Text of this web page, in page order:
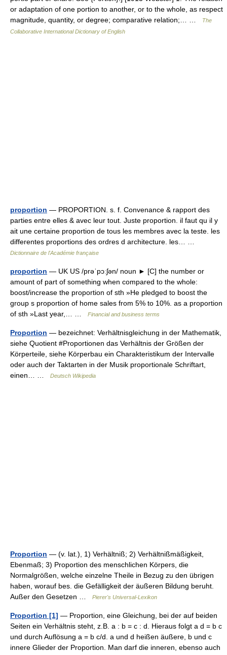
or adaptation of one portion to another, or to the whole, as respect
magnitude, quantity, or degree; comparative relation;… …
The
Collaborative International Dictionary of English
proportion — PROPORTION. s. f. Convenance & rapport des
parties entre elles & avec leur tout. Juste proportion. il faut qu il y
ait une certaine proportion de tous les membres avec la teste. les
differentes proportions des ordres d architecture. les… …
Dictionnaire de l'Académie française
proportion — UK US /prəˈpɔːʃən/ noun ► [C] the number or
amount of part of something when compared to the whole:
boost/increase the proportion of sth »He pledged to boost the
group s proportion of home sales from 5% to 10%. as a proportion
of sth »Last year,… …
Financial and business terms
Proportion — bezeichnet: Verhältnisgleichung in der Mathematik,
siehe Quotient #Proportionen das Verhältnis der Größen der
Körperteile, siehe Körperbau ein Charakteristikum der Intervalle
oder auch der Taktarten in der Musik proportionale Schriftart,
einen… …
Deutsch Wikipedia
Proportion — (v. lat.), 1) Verhältniß; 2) Verhältnißmäßigkeit,
Ebenmaß; 3) Proportion des menschlichen Körpers, die
Normalgrößen, welche einzelne Theile in Bezug zu den übrigen
haben, worauf bes. die Gefälligkeit der äußeren Bildung beruht.
Außer den Gesetzen …
Pierer's Universal-Lexikon
Proportion [1] — Proportion, eine Gleichung, bei der auf beiden
Seiten ein Verhältnis steht, z.B. a : b = c : d. Hieraus folgt a d = b c
und durch Auflösung a = b c/d. a und d heißen äußere, b und c
innere Glieder der Proportion. Man darf die inneren, ebenso auch